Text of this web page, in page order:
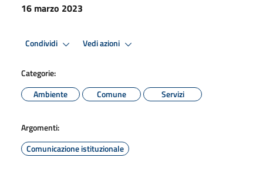
16 marzo 2023
Condividi Vedi azioni
Categorie:
Ambiente
Comune Servizi
Argomenti:
Comunicazione istituzionale